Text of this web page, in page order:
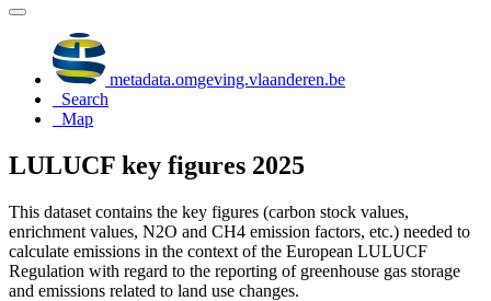
metadata.omgeving.vlaanderen.be
Search
Map
LULUCF key figures 2025
This dataset contains the key figures (carbon stock values,
enrichment values, N2O and CH4 emission factors, etc.) needed to
calculate emissions in the context of the European LULUCF
Regulation with regard to the reporting of greenhouse gas storage
and emissions related to land use changes.